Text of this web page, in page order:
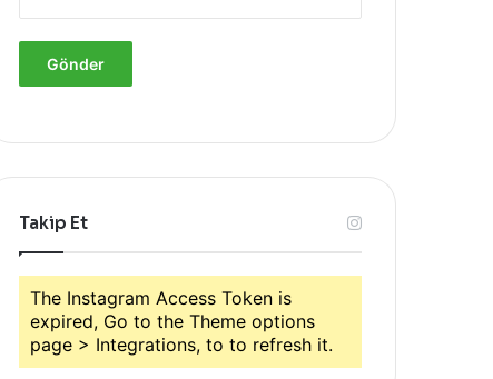
Takip Et
The Instagram Access Token is
expired, Go to the Theme options
page > Integrations, to to refresh it.